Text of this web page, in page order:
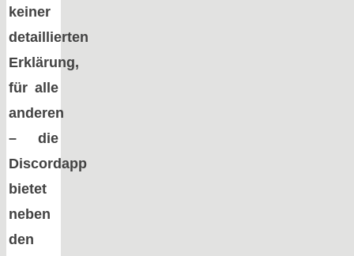
keiner
detaillierten
Erklärung,
für alle
anderen
– die
Discordapp
bietet
neben
den